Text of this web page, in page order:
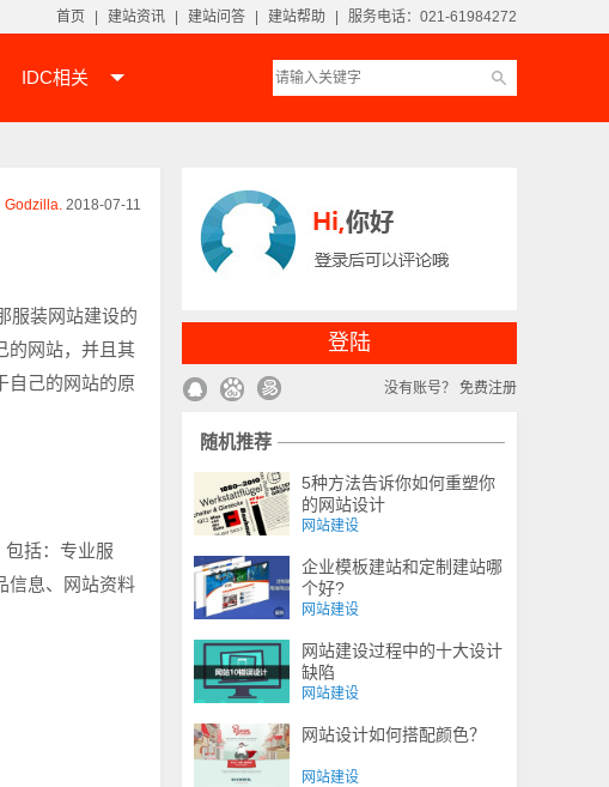
首页 建站资讯 建站问答 建站帮助 服务电话：021-61984272
IDC相关
Godzilla. 2018-07-11
服装网站建设的
的网站，并且其
自己的网站的原
括：专业服
信息、网站资料
登陆
没有账号？ 免费注册
随机推荐
5种方法告诉你如何重塑你
的网站设计
网站建设
企业模板建站和定制建站哪
个好?
网站建设
网站建设过程中的十大设计
缺陷
网站建设
网站设计如何搭配颜色？
网站建设